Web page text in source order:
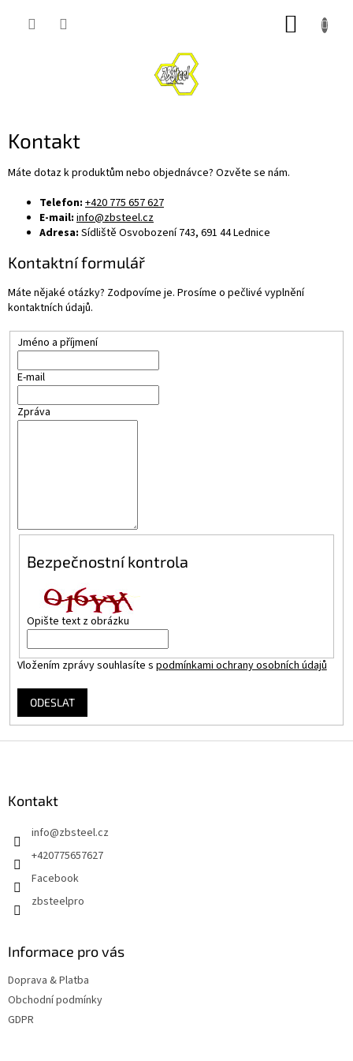
Kontakt
Máte dotaz k produktům nebo objednávce? Ozvěte se nám.
Telefon: +420 775 657 627
E-mail: info@zbsteel.cz
Adresa: Sídliště Osvobození 743, 691 44 Lednice
Kontaktní formulář
Máte nějaké otázky? Zodpovíme je. Prosíme o pečlivé vyplnění
kontaktních údajů.
Jméno a příjmení
E-mail
Zpráva
Bezpečnostní kontrola
Opište text z obrázku
Vložením zprávy souhlasíte s podmínkami ochrany osobních údajů
ODESLAT
Kontakt
info@zbsteel.cz
+420775657627
Facebook
zbsteelpro
Informace pro vás
Doprava & Platba
Obchodní podmínky
GDPR